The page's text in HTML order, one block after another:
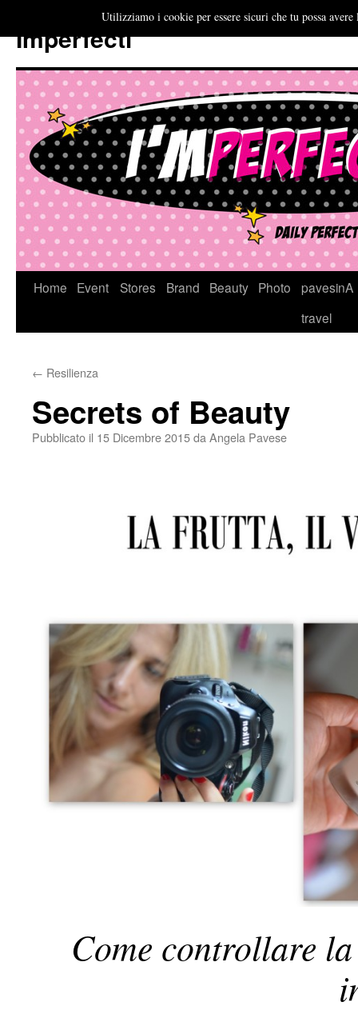
Imperfecti
VaiHome Event Stores Brand Beauty Photo
pavesinA
travel
← Resilienza
Secrets of Beauty
Pubblicato il 15 Dicembre 2015da Angela Pavese
Come controllare
Utilizziamo i cookie per essere sicuri che tu possa